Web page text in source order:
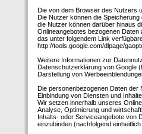
Die von dem Browser des Nutzers
Die Nutzer können die
die Nutzer können darüber hinaus
Onlineangebotes bezogenen
das unter folgendem Link
http://tools.google.com/dlpage/
Weitere Informationen zur
Datenschutzerklärung von Google
Darstellung von
Die personenbezogenen Daten der
Einbindung von Diensten und
Wir setzen innerhalb unseres
Analyse, Optimierung und
Inhalts- oder Serviceangebote von
einzubinden (nachfolgend